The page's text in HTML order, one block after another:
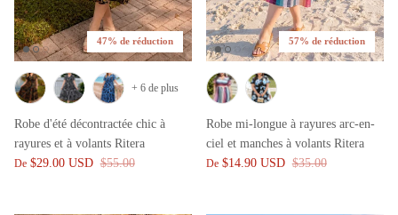
47% de réduction
Robe d'été décontractée chic à
rayures et à volants Ritera
De $29.00 USD $55.00
+ 6 de plus
57% de réduction
Robe mi-longue à rayures arc-en-
ciel et manches à volants Ritera
De $14.90 USD $35.00